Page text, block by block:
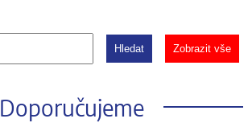
Hledat Zobrazit vše
Doporučujeme